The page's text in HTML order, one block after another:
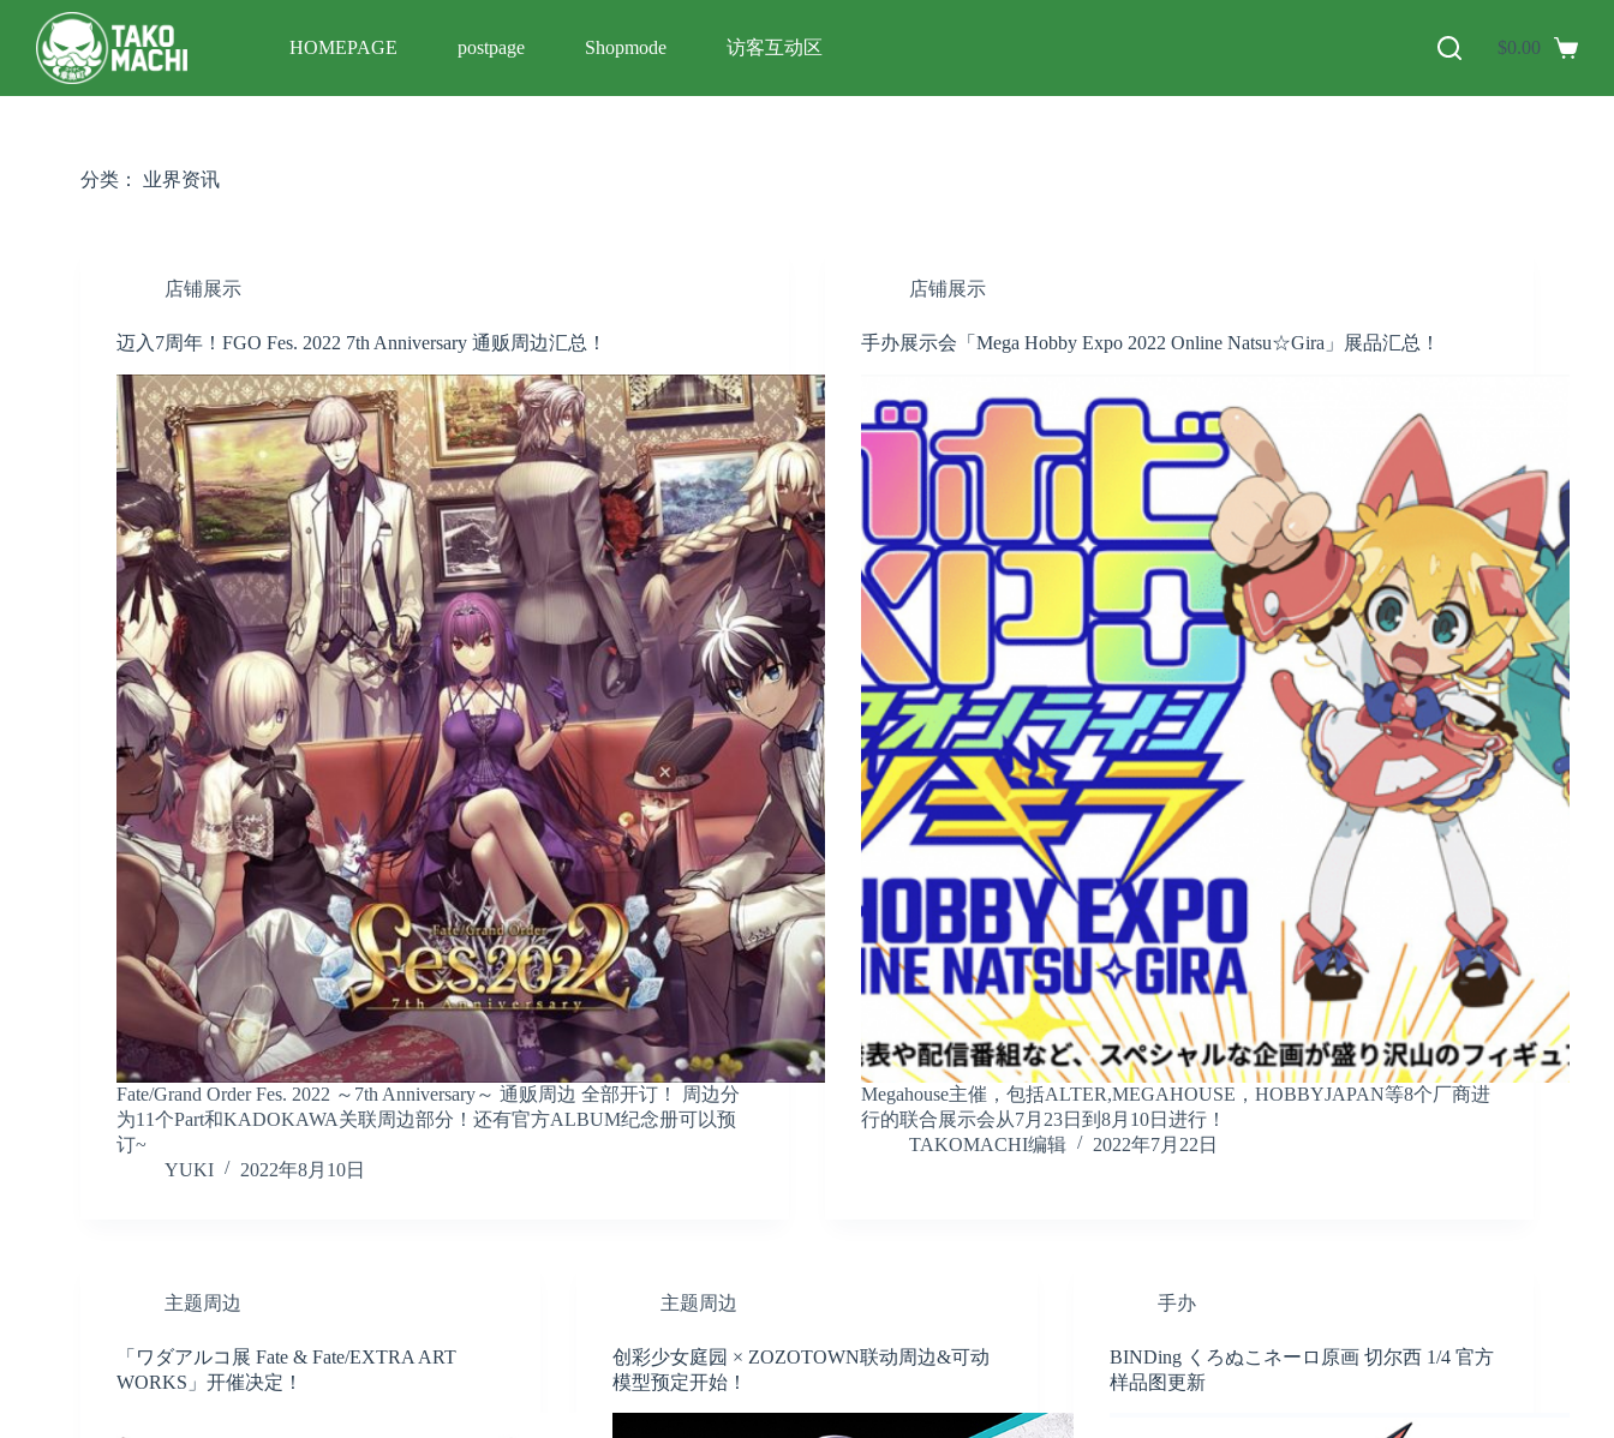
跳
过
内
容
HOMEPAGE postpage Shopmode 访客互动区 $0.00
分类： 业界资讯
店铺展示
迈入7周年！FGO Fes. 2022 7th Anniversary 通贩周边汇总！
Fate/Grand Order Fes. 2022 ～7th Anniversary～ 通贩周边 全部开订！ 周边分
为11个Part和KADOKAWA关联周边部分！还有官方ALBUM纪念册可以预
订~
YUKI
2022年8月10日
店铺展示
手办展示会「Mega Hobby Expo 2022 Online Natsu☆Gira」展品汇总！
Megahouse主催，包括ALTER,MEGAHOUSE，HOBBYJAPAN等8个厂商进
行的联合展示会从7月23日到8月10日进行！
TAKOMACHI编辑
2022年7月22日
主题周边
「ワダアルコ展 Fate & Fate/EXTRA ART
WORKS」开催决定！
主题周边
创彩少女庭园 × ZOZOTOWN联动周边&可动
模型预定开始！
手办
BINDing くろぬこネーロ原画 切尔西 1/4 官方
样品图更新